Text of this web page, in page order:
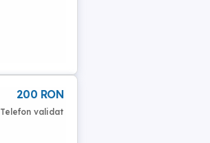
200 RON
Telefon validat